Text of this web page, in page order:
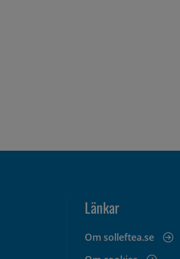
Länkar
Om solleftea.se